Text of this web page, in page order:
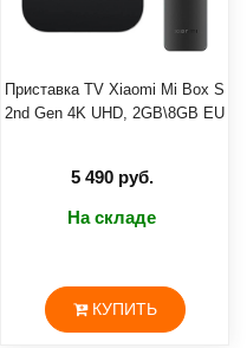
Приставка TV Xiaomi Mi Box S
2nd Gen 4K UHD, 2GB\8GB EU
5 490 руб.
На складе
КУПИТЬ